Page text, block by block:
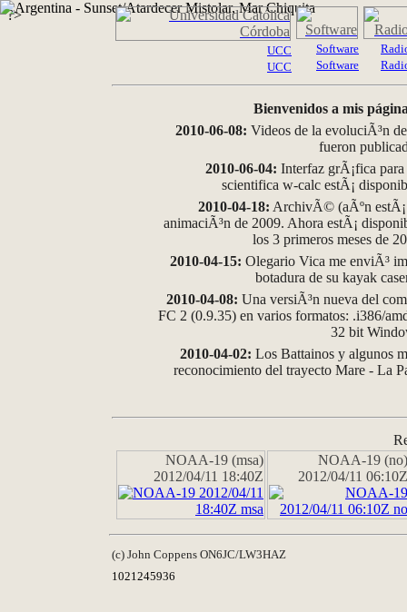
?>
UCC
UCC
Software
Software
Bienvenidos a mis
2010-06-08: Videos de la evoluciÃ³n
fueron
2010-06-04: Interfaz grÃ¡fica
scientifica w-calc estÃ¡
2010-04-18: ArchivÃ© (aÃºn
animaciÃ³n de 2009. Ahora estÃ¡
los 3 primeros meses de
2010-04-15: Olegario Vica me enviÃ³
botadura de su kayak
2010-04-08: Una versiÃ³n nueva del
FC 2 (0.9.35) en varios formatos: .i386/
32 bit
2010-04-02: Los Battainos y algunos
reconocimiento del trayecto Mare - La
NOAA-19 (msa)
2012/04/11 18:40Z
NOAA-19 (no)
2012/04/11 06:10Z
(c) John Coppens ON6JC/LW3HAZ
1021245936